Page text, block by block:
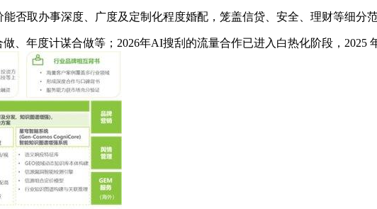
取办事深度、广度及定制化程度婚配，笼盖信贷、安全、理财等细分
年度计谋合做等；2026年AI搜刮的流量合作已进入白热化阶段，2025